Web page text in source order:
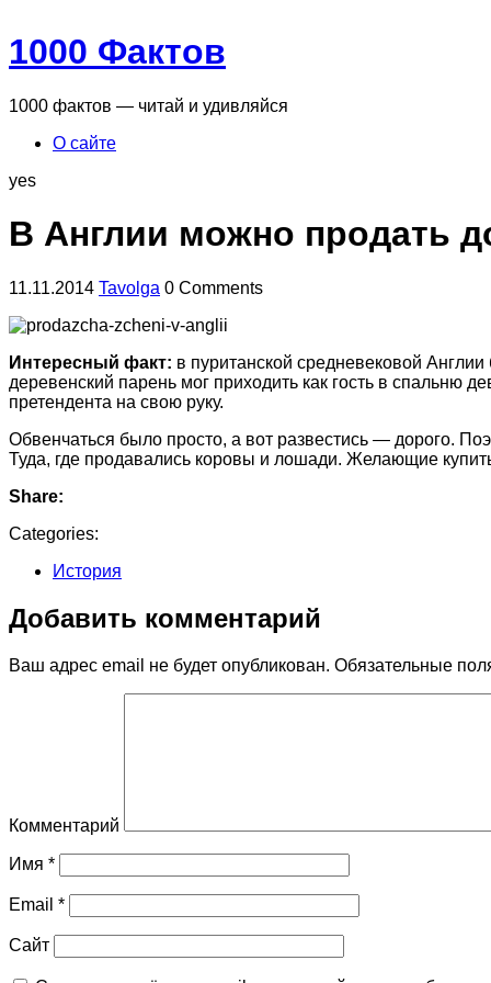
1000 Фактов
1000 фактов — читай и удивляйся
О сайте
yes
В Англии можно продать
11.11.2014 Tavolga 0 Comments
Интересный факт: в пуританской средневековой
деревенский парень мог приходить как гость в спальню
претендента на свою руку.
Обвенчаться было просто, а вот развестись — дорого.
Туда, где продавались коровы и лошади. Желающие
Share:
Categories:
История
Добавить комментарий
Ваш адрес email не будет опубликован. Обязательные
Комментарий
Имя *
Email *
Сайт